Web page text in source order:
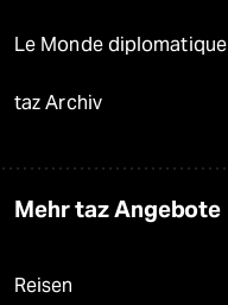
Le Monde diplomatique
taz Archiv
Mehr taz Angebote
Reisen